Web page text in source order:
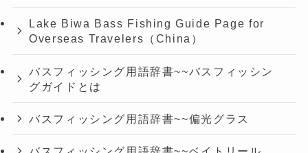
Lake Biwa Bass Fishing Guide Page for
Overseas Travelers（China）
バスフィッシング用語辞書~~バスフィッシン
グガイドとは
バスフィッシング用語辞書~~偏光グラス